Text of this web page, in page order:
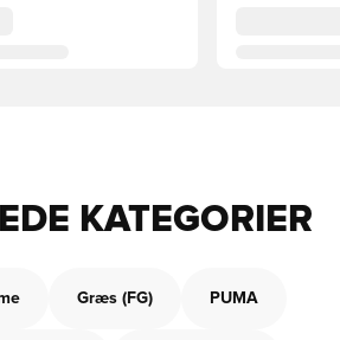
KATEGORIER
Græs (FG) PUMA